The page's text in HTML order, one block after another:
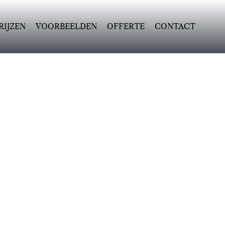
VOORBEELDEN OFFERTE CONTACT